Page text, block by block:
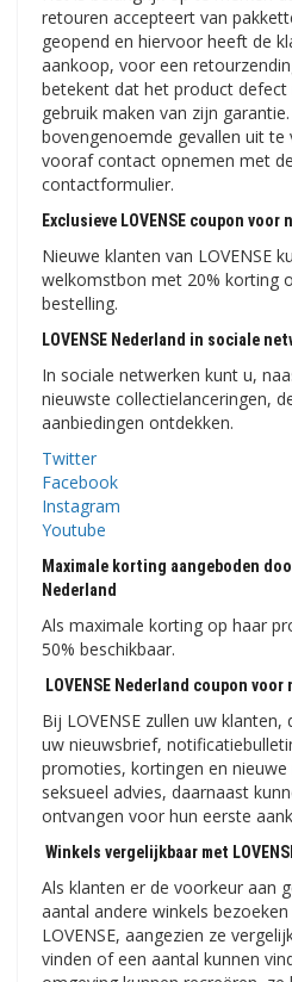
retouren accepteert van
geopend en hiervoor heeft de
aankoop, voor een
betekent dat het product defect
gebruik maken van zijn
bovengenoemde gevallen uit
vooraf contact opnemen met
contactformulier.
Exclusieve LOVENSE coupon
Nieuwe klanten van LOVENSE
welkomstbon met 20% korting
bestelling.
LOVENSE Nederland in sociale
In sociale netwerken kunt u,
nieuwste collectielanceringen,
aanbiedingen ontdekken.
Twitter
Facebook
Instagram
Youtube
Maximale korting aangeboden
Nederland
Als maximale korting op haar
50% beschikbaar.
LOVENSE Nederland coupon
Bij LOVENSE zullen uw
uw nieuwsbrief,
promoties, kortingen en nieuwe
seksueel advies, daarnaast
ontvangen voor hun eerste
Winkels vergelijkbaar met
Als klanten er de voorkeur aan
aantal andere winkels
LOVENSE, aangezien ze
vinden of een aantal kunnen